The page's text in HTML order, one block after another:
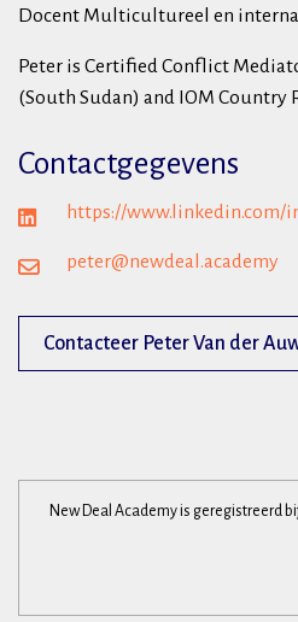
Docent Multicultureel en
Peter is Certified Conflict
(South Sudan) and IOM Country
Contactgegevens
https://www.linkedin.com/
peter@newdeal.academy
Contacteer Peter Van der
New Deal Academy is geregistreerd